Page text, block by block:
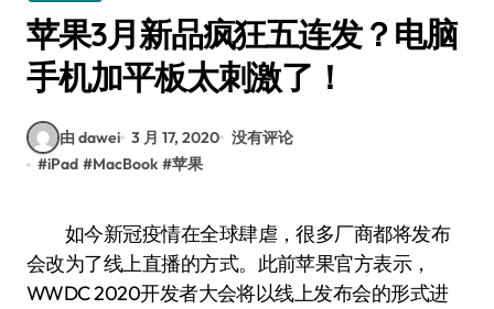
苹果3月新品疯狂五连发？电脑
手机加平板太刺激了！
由 dawei 3 月 17, 2020 没有评论
#iPad #MacBook #苹果
如今新冠疫情在全球肆虐，很多厂商都将发布
会改为了线上直播的方式。此前苹果官方表示，
WWDC 2020开发者大会将以线上发布会的形式进